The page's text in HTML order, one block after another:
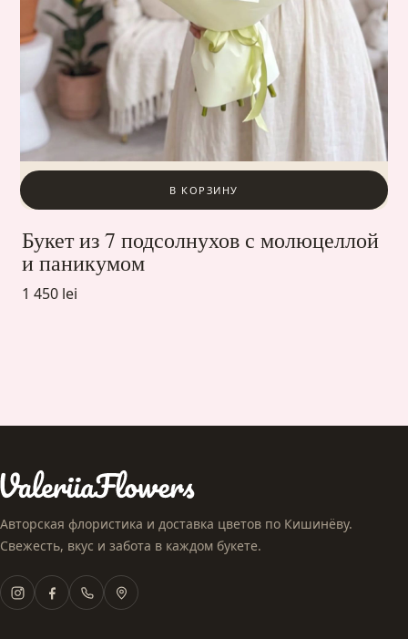
В КОРЗИНУ
Букет из 7 подсолнухов с молюцеллой
и паникумом
1 450 lei
Авторская флористика и доставка цветов по Кишинёву.
Свежесть, вкус и забота в каждом букете.